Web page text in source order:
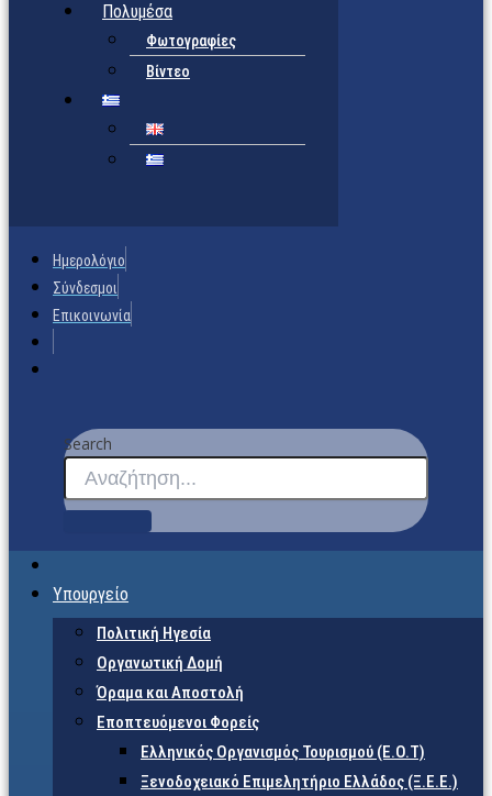
Πολυμέσα
Φωτογραφίες
Βίντεο
Ημερολόγιο
Σύνδεσμοι
Επικοινωνία
Search
Υπουργείο
Πολιτική Ηγεσία
Οργανωτική Δομή
Όραμα και Αποστολή
Εποπτευόμενοι Φορείς
Eλληνικός Οργανισμός Τουρισμού (Ε.Ο.Τ)
Ξενοδοχειακό Επιμελητήριο Ελλάδος (Ξ.Ε.Ε.)